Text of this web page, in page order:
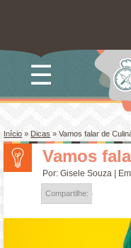
☰
Início»Dicas »Vamos falar de
Vamos
Por:Gisele Souza |
Compartilhe: